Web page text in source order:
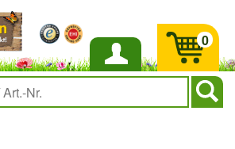
Anmelden
0